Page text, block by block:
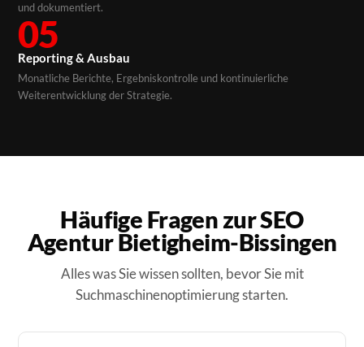
und dokumentiert.
05
Reporting & Ausbau
Monatliche Berichte, Ergebniskontrolle und kontinuierliche
Weiterentwicklung der Strategie.
Häufige Fragen zur SEO
Agentur Bietigheim-Bissingen
Alles was Sie wissen sollten, bevor Sie mit
Suchmaschinenoptimierung starten.